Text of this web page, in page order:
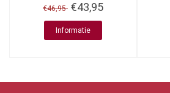
€46,95 €43,95
Informatie